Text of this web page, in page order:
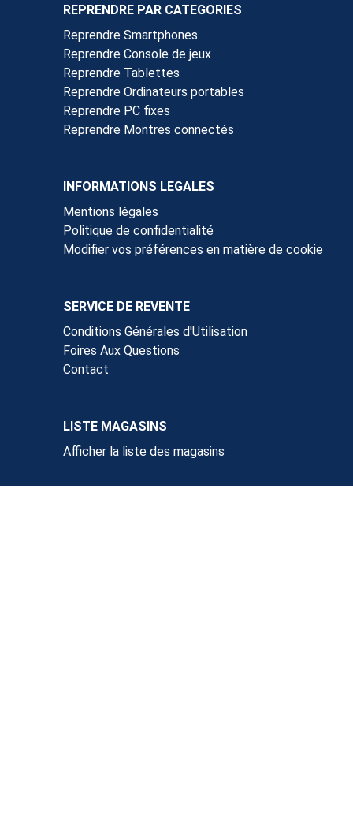
REPRENDRE PAR CATEGORIES
Reprendre Smartphones
Reprendre Console de jeux
Reprendre Tablettes
Reprendre Ordinateurs portables
Reprendre PC fixes
Reprendre Montres connectés
INFORMATIONS LEGALES
Mentions légales
Politique de confidentialité
Modifier vos préférences en matière de cookie
SERVICE DE REVENTE
Conditions Générales d'Utilisation
Foires Aux Questions
Contact
LISTE MAGASINS
Afficher la liste des magasins